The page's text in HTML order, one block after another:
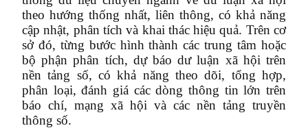
theo hướng thống nhất, liên thông, có khả năng
cập nhật, phân tích và khai thác hiệu quả. Trên cơ
sở đó, từng bước hình thành các trung tâm hoặc
bộ phận phân tích, dự báo dư luận xã hội trên
nền tảng số, có khả năng theo dõi, tổng hợp,
phân loại, đánh giá các dòng thông tin lớn trên
báo chí, mạng xã hội và các nền tảng truyền
thông số.